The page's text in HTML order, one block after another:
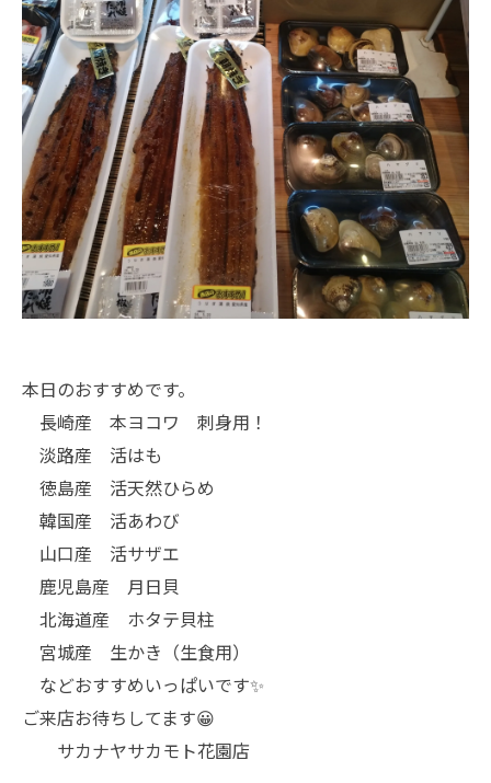
本日のおすすめです。
長崎産 本ヨコワ 刺身用！
淡路産 活はも
徳島産 活天然ひらめ
韓国産 活あわび
山口産 活サザエ
鹿児島産 月日貝
北海道産 ホタテ貝柱
宮城産 生かき（生食用）
などおすすめいっぱいです✨
ご来店お待ちしてます😀
サカナヤサカモト花園店